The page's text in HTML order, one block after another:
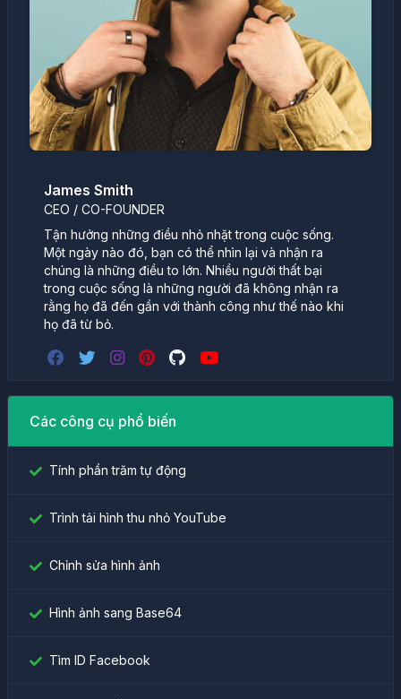
James Smith
CEO / CO-FOUNDER
Tận hưởng những điều nhỏ nhặt trong cuộc sống.
Một ngày nào đó, bạn có thể nhìn lại và nhận ra
chúng là những điều to lớn. Nhiều người thất bại
trong cuộc sống là những người đã không nhận ra
rằng họ đã đến gần với thành công như thế nào khi
họ đã từ bỏ.
Các công cụ phổ biến
Tính phần trăm tự động
Trình tải hình thu nhỏ YouTube
Chỉnh sửa hình ảnh
Hình ảnh sang Base64
Tìm ID Facebook